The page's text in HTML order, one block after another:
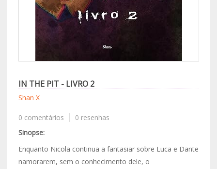
IN THE PIT - LIVRO 2
Shan X
0 comentários
0 resenhas
Sinopse:
Enquanto Nicola continua a fantasiar sobre Luca e Dante
namorarem, sem o conhecimento dele, o